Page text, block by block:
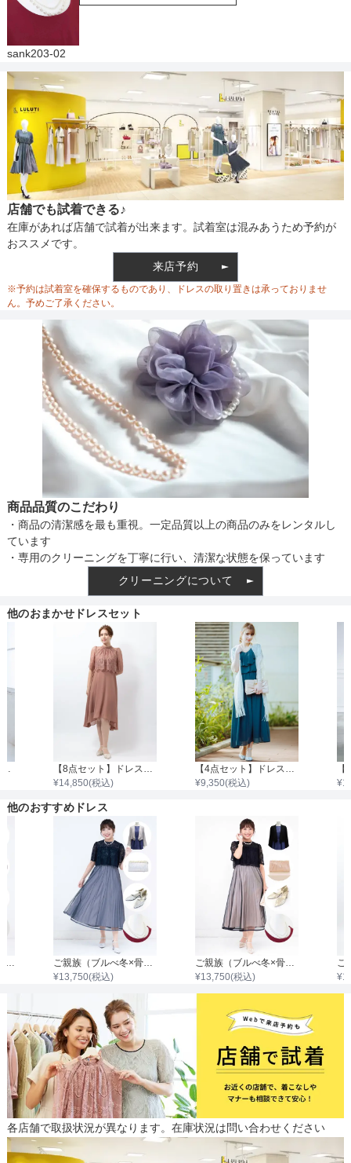
sank203-02
店舗でも試着できる♪
在庫があれば店舗で試着が出来ます。試着室は混みあうため予約が
おススメです。
来店予約
※予約は試着室を確保するものであり、ドレスの取り置きは承っておりませ
ん。予めご了承ください。
商品品質のこだわり
・商品の清潔感を最も重視。一定品質以上の商品のみをレンタルし
ています
・専用のクリーニングを丁寧に行い、清潔な状態を保っています
クリーニングについて
他のおまかせドレスセット
¥14,850(税込)
¥9,350(税込) ¥
他のおすすめドレス
ご親族（ブルべ冬×骨格ナチュラル）
¥13,750(税込)
ご親族（ブルべ冬×骨格ナチュラル）
¥13,750(税込) ¥
各店舗で取扱状況が異なります。在庫状況は問い合わせください